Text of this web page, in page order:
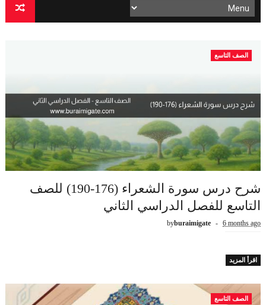
الصف التاسع
شرح درس سورة الشعراء (176-190) للصف
التاسع للفصل الدراسي الثاني
byburaimigate 6 months ago
اقرأ المزيد
الصف التاسع